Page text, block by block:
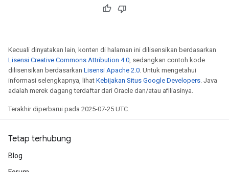
Kecuali dinyatakan lain, konten di halaman ini dilisensikan berdasarkan
Lisensi Creative Commons Attribution 4.0 , sedangkan contoh kode
dilisensikan berdasarkan Lisensi Apache 2.0 . Untuk mengetahui
informasi selengkapnya, lihat Kebijakan Situs Google Developers . Java
adalah merek dagang terdaftar dari Oracle dan/atau afiliasinya.
Terakhir diperbarui pada 2025-07-25 UTC.
Tetap terhubung
Blog